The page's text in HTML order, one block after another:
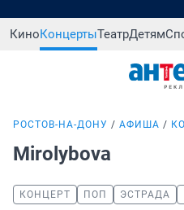
КиноКонцертыТеатрДетям
РОСТОВ-НА-ДОНУ АФИША
Mirolybova
КОНЦЕРТ ПОП ЭСТРАДА